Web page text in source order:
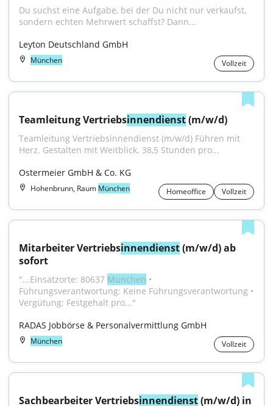
Du suchst eine Aufgabe, bei der Du nicht nur verkaufst,
sondern echten Mehrwert schaffst? Dann...
Leyton Deutschland GmbH
München Vollzeit
Teamleitung Vertriebsinnendienst (m/w/d)
Teamleitung Vertriebsinnendienst (m/w/d) Führen mit
Herz. Gestalten mit Weitblick. 38,5 Stunden pro...
Ostermeier GmbH & Co. KG
Hohenbrunn, Raum München Homeoffice Vollzeit
Mitarbeiter Vertriebsinnendienst (m/w/d) ab
sofort
"...Einsatzorte: 80637 München •
Führungsverantwortung: Keine Führungsverantwortung •
Vergütung: Festgehalt pro..."
RADAS Jobbörse & Personalvermittlung GmbH
München Vollzeit
Sachbearbeiter Vertriebsinnendienst